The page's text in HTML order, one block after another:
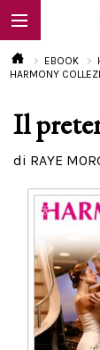
EBOOK
Calendario
EBOOK
HARMONY
Il
di RAYE